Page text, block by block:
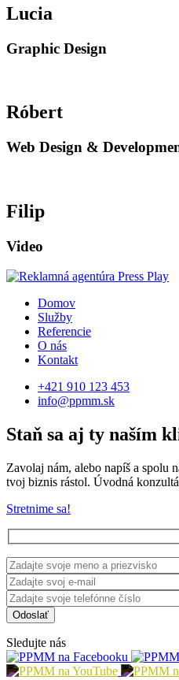
Lucia
Graphic Design
Róbert
Web Design &
Filip
Video
Domov
Služby
Referencie
O nás
Kontakt
+421 910 123 453
info@ppmm.sk
Staň sa aj ty naším
Zavolaj nám, alebo napíš a spolu
tvoj biznis rástol. Úvodná
Stretnime sa!
Sledujte nás